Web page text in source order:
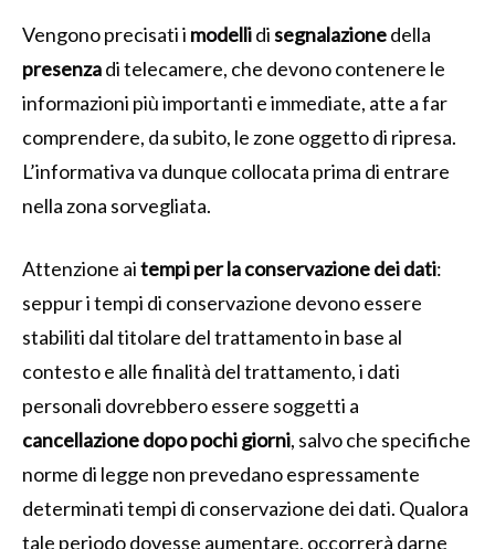
Vengono precisati i modellidisegnalazionedella
presenzadi telecamere, che devono contenere le
informazioni più importanti e immediate, atte a far
comprendere, da subito, le zone oggetto di ripresa.
L’informativa va dunque collocata prima di entrare
nella zona sorvegliata.
Attenzione aitempi per la conservazione dei dati:
seppur i tempi di conservazione devono essere
stabiliti dal titolare del trattamento in base al
contesto e alle finalità del trattamento, i dati
personali dovrebbero essere soggetti a
cancellazione dopo pochi giorni, salvo che specifiche
norme di legge non prevedano espressamente
determinati tempi di conservazione dei dati. Qualora
tale periodo dovesse aumentare, occorrerà darne